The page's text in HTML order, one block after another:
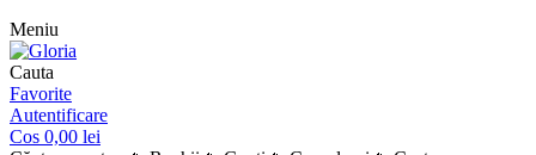
Meniu
Cauta
Favorite
Autentificare
Cos 0,00 lei